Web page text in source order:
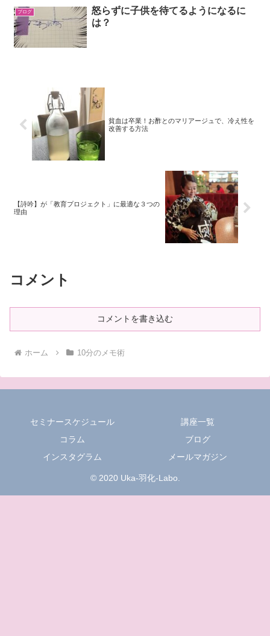
ブログ
怒らずに子供を待てるようになるに
は？
貧血は卒業！お酢とのマリアージュで、冷え性を
改善する方法
【詩吟】が「教育プロジェクト」に最適な３つの
理由
コメント
コメントを書き込む
ホーム 10分のメモ術
セミナースケジュール
講座一覧
コラム
ブログ
インスタグラム
メールマガジン
© 2020 Uka-羽化-Labo.